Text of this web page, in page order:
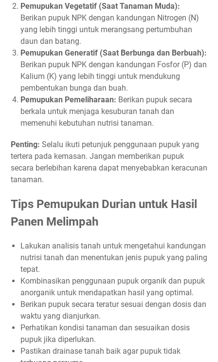
Pemupukan Vegetatif (Saat Tanaman Muda):
Berikan pupuk NPK dengan kandungan Nitrogen (N)
yang lebih tinggi untuk merangsang pertumbuhan
daun dan batang.
Pemupukan Generatif (Saat Berbunga dan Berbuah):
Berikan pupuk NPK dengan kandungan Fosfor (P) dan
Kalium (K) yang lebih tinggi untuk mendukung
pembentukan bunga dan buah.
Pemupukan Pemeliharaan: Berikan pupuk secara
berkala untuk menjaga kesuburan tanah dan
memenuhi kebutuhan nutrisi tanaman.
Penting: Selalu ikuti petunjuk penggunaan pupuk yang
tertera pada kemasan. Jangan memberikan pupuk
secara berlebihan karena dapat menyebabkan keracunan
tanaman.
Tips Pemupukan Durian untuk Hasil
Panen Melimpah
Lakukan analisis tanah untuk mengetahui kandungan
nutrisi tanah dan menentukan jenis pupuk yang paling
tepat.
Kombinasikan penggunaan pupuk organik dan pupuk
anorganik untuk mendapatkan hasil yang optimal.
Berikan pupuk secara teratur sesuai dengan dosis dan
waktu yang dianjurkan.
Perhatikan kondisi tanaman dan sesuaikan dosis
pupuk jika diperlukan.
Pastikan drainase tanah baik agar pupuk tidak